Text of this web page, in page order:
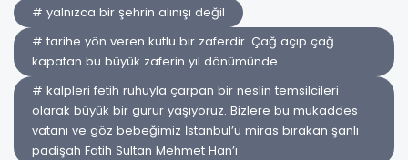
# yalnızca bir şehrin alınışı değil
# tarihe yön veren kutlu bir zaferdir. Çağ açıp çağ
kapatan bu büyük zaferin yıl dönümünde
# kalpleri fetih ruhuyla çarpan bir neslin temsilcileri
olarak büyük bir gurur yaşıyoruz. Bizlere bu mukaddes
vatanı ve göz bebeğimiz İstanbul’u miras bırakan şanlı
padişah Fatih Sultan Mehmet Han’ı